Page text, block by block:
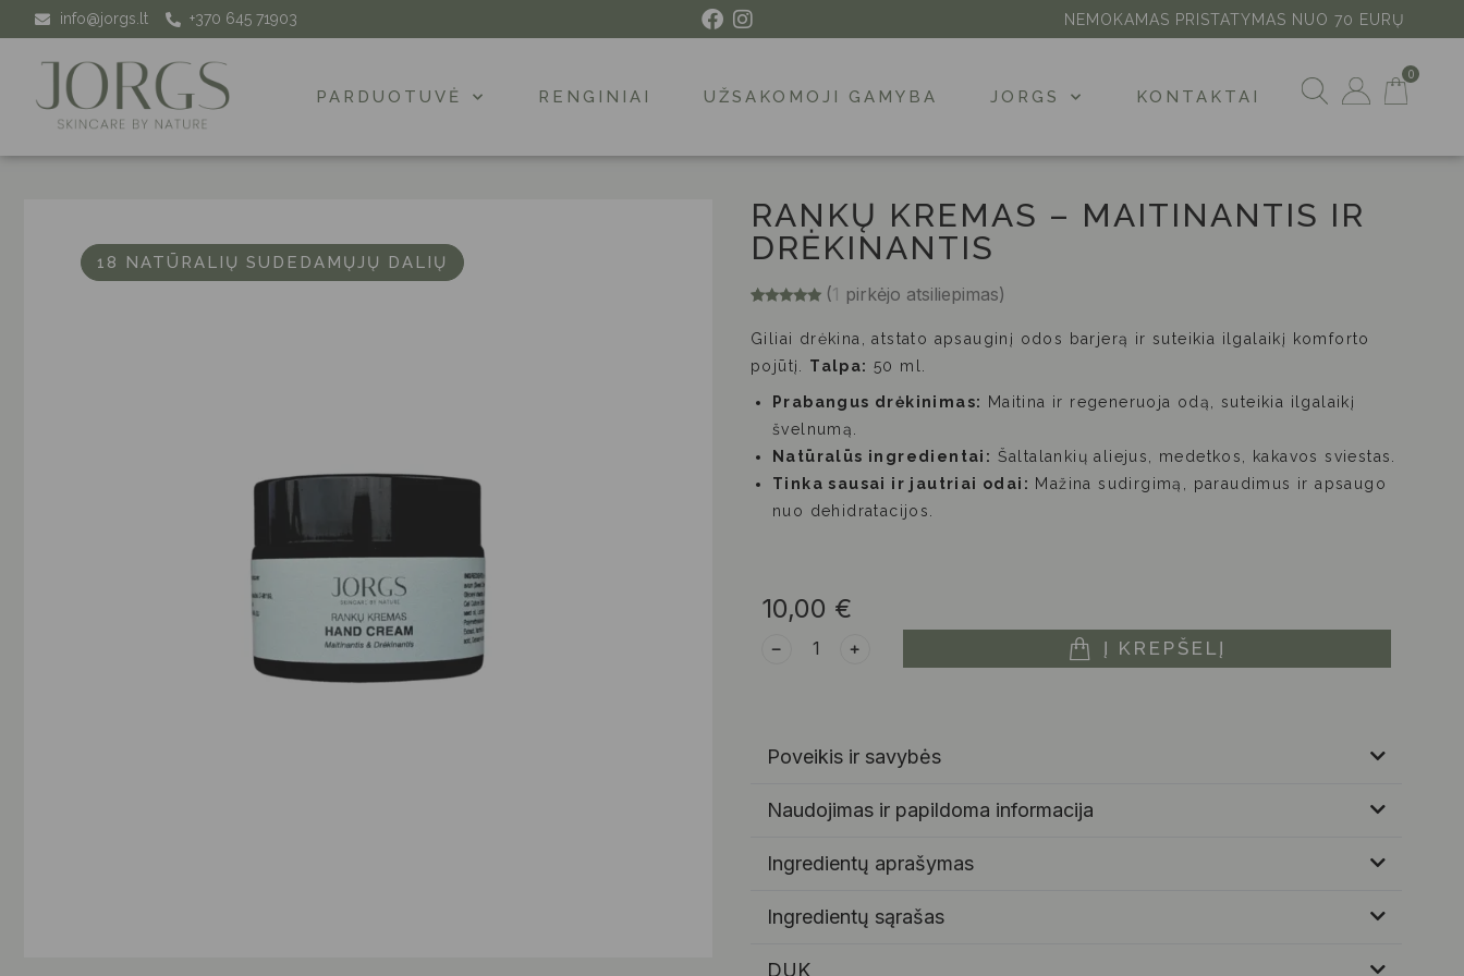
info@jorgs.lt +370 645 71903 NEMOKAMAS PRISTATYMAS NUO 70 EURŲ
PARDUOTUVĖ RENGINIAI UŽSAKOMOJI GAMYBA JORGS KONTAKTAI
18 NATŪRALIŲ SUDEDAMŲJŲ DALIŲ
RANKŲ KREMAS – MAITINANTIS IR
DRĖKINANTIS
5.00 iš 5
(viso
įvertinimų: )
(1 pirkėjo atsiliepimas)
Giliai drėkina, atstato apsauginį odos barjerą ir suteikia ilgalaikį komforto
pojūtį. Talpa: 50 ml.
Prabangus drėkinimas:
Maitina ir regeneruoja odą, suteikia ilgalaikį
švelnumą.
Natūralūs ingredientai: Šaltalankių aliejus, medetkos, kakavos sviestas.
Tinka sausai ir jautriai odai: Mažina sudirgimą, paraudimus ir apsaugo
nuo dehidratacijos.
10,00 €
﹣ ﹢ Į KREPŠELĮ
Poveikis ir savybės
Naudojimas ir papildoma informacija
Ingredientų aprašymas
Ingredientų sąrašas
DUK